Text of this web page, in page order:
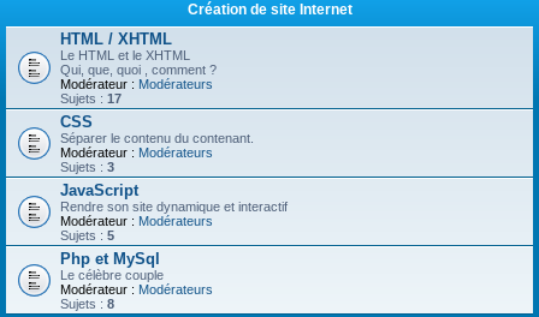
Création de site Internet
HTML / XHTML
Le HTML et le XHTML
Qui, que, quoi , comment ?
Modérateur : Modérateurs
Sujets : 17
CSS
Séparer le contenu du contenant.
Modérateur : Modérateurs
Sujets : 3
JavaScript
Rendre son site dynamique et interactif
Modérateur : Modérateurs
Sujets : 5
Php et MySql
Le célèbre couple
Modérateur : Modérateurs
Sujets : 8